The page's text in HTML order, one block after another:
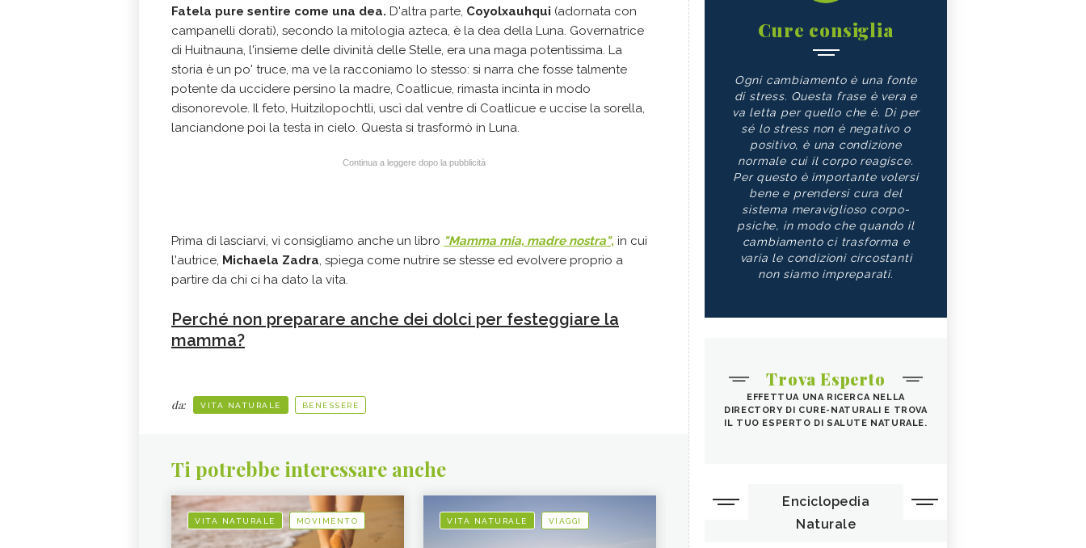
Fatela pure sentire come una dea. D'altra parte, Coyolxauhqui (adornata con
campanelli dorati), secondo la mitologia azteca, è la dea della Luna. Governatrice
di Huitnauna, l'insieme delle divinità delle Stelle, era una maga potentissima. La
storia è un po' truce, ma ve la racconiamo lo stesso: si narra che fosse talmente
potente da uccidere persino la madre, Coatlicue, rimasta incinta in modo
disonorevole. Il feto, Huitzilopochtli, uscì dal ventre di Coatlicue e uccise la sorella,
lanciandone poi la testa in cielo. Questa si trasformò in Luna.
Continua a leggere dopo la pubblicità
Prima di lasciarvi, vi consigliamo anche un libro "Mamma mia, madre nostra", in cui
l'autrice, Michaela Zadra, spiega come nutrire se stesse ed evolvere proprio a
partire da chi ci ha dato la vita.
Perché non preparare anche dei dolci per festeggiare la
mamma?
da: VITA NATURALE BENESSERE
Ti potrebbe interessare anche
VITA NATURALE MOVIMENTO VITA NATURALE VIAGGI
Cure consiglia
Ogni cambiamento è una fonte
di stress. Questa frase è vera e
va letta per quello che è. Di per
sé lo stress non è negativo o
positivo, è una condizione
normale cui il corpo reagisce.
Per questo è importante volersi
bene e prendersi cura del
sistema meraviglioso corpo-
psiche, in modo che quando il
cambiamento ci trasforma e
varia le condizioni circostanti
non siamo impreparati.
Trova Esperto
EFFETTUA UNA RICERCA NELLA
DIRECTORY DI CURE-NATURALI E TROVA
IL TUO ESPERTO DI SALUTE NATURALE.
Enciclopedia
Naturale